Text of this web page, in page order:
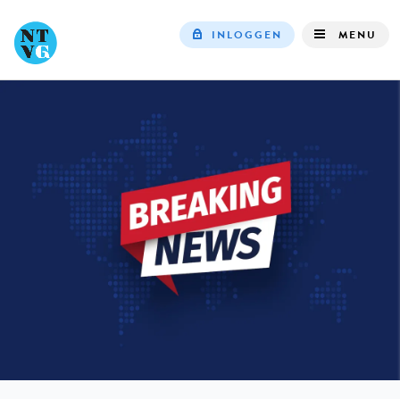
INLOGGEN MENU